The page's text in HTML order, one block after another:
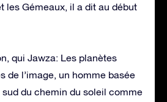
les Gémeaux, il a dit au début
qui Jawza: Les planètes
de l’image, un homme basée
sud du chemin du soleil comme